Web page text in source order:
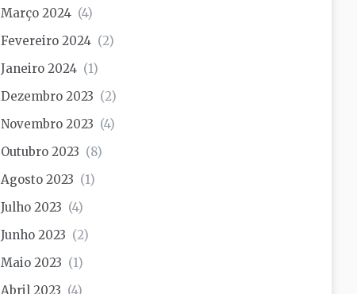
Março 2024 (4)
Fevereiro 2024 (2)
Janeiro 2024 (1)
Dezembro 2023 (2)
Novembro 2023 (4)
Outubro 2023 (8)
Agosto 2023 (1)
Julho 2023 (4)
Junho 2023 (2)
Maio 2023 (1)
Abril 2023 (4)